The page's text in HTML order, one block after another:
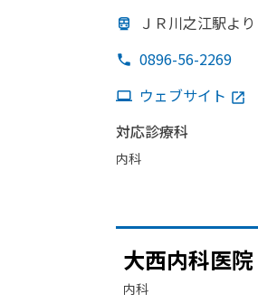
ＪＲ川之江駅より
0896-56-2269
ウェブサイト
対応診療科
内科
大西内科医院
内科